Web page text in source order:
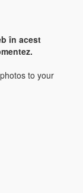
în acest
to your